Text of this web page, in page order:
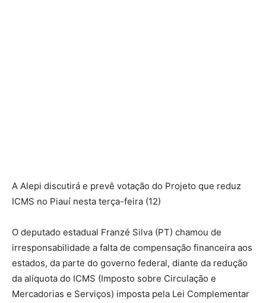
A Alepi discutirá e prevê votação do Projeto que reduz
ICMS no Piauí nesta terça-feira (12)
O deputado estadual Franzé Silva (PT) chamou de
irresponsabilidade a falta de compensação financeira aos
estados, da parte do governo federal, diante da redução
da alíquota do ICMS (Imposto sobre Circulação e
Mercadorias e Serviços) imposta pela Lei Complementar